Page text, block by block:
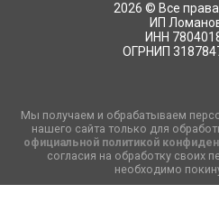
2026 © Все
ИП
ИНН
ОГРНИП
Мы получаем и обрабатываем
нашего сайта только для
официальной политикой
согласия на обработку своих
необходимо